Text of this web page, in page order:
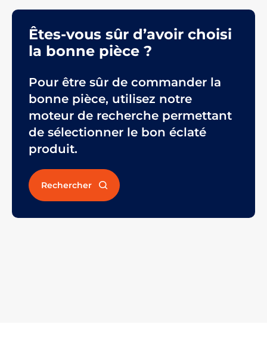
Êtes-vous sûr d’avoir choisi
la bonne pièce ?
Pour être sûr de commander la
bonne pièce, utilisez notre
moteur de recherche permettant
de sélectionner le bon éclaté
produit.
Rechercher